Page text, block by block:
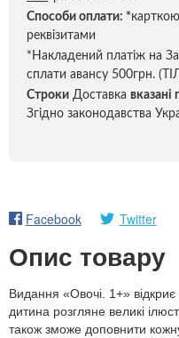
Способи оплати: *
реквізитами
*Накладений платіж на
сплати авансу 500грн.
Строки Доставка вказані
Згідно законодавства
Facebook Twitter
Опис товару
Видання «Овочі. 1+»
дитина розгляне великі
також зможе доповнити